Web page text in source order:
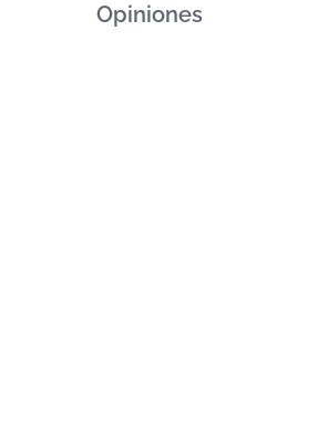
Opiniones